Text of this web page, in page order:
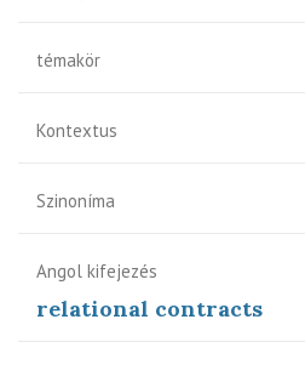
témakör
Kontextus
Szinoníma
Angol kifejezés
relational contracts